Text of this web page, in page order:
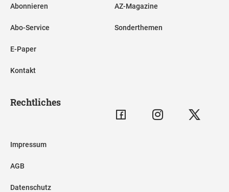
Abonnieren
Abo-Service
E-Paper
Kontakt
AZ-Magazine
Sonderthemen
Rechtliches
Impressum
AGB
Datenschutz